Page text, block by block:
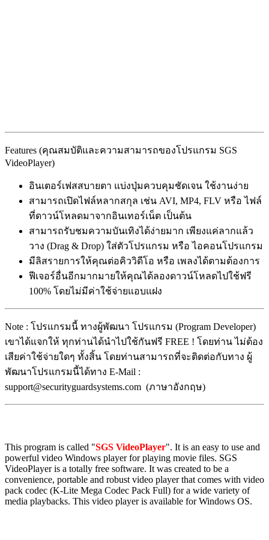
Features (คุณสมบัติและความสามารถของโปรแกรม SGS
VideoPlayer)
อินเตอร์เฟสสบายตา แบ่งปุ่มควบคุมชัดเจน ใช้งานง่าย
สามารถเปิดไฟล์หลากสกุล เช่น AVI, MP4, FLV หรือ ไฟล์
ที่ดาวน์โหลดมาจากอินเทอร์เน็ต เป็นต้น
สามารถรับชมความบันเทิงได้ง่ายมาก เพียงแค่ลากแล้ว
วาง (Drag & Drop) ใส่ตัวโปรแกรม หรือ ไอคอนโปรแกรม
มีลิสรายการให้คุณต่อคิววิดีโอ หรือ เพลงได้ตามต้องการ
ฟีเจอร์อื่นอีกมากมายให้คุณได้ลองดาวน์โหลดไปใช้ฟรี
100% โดยไม่มีค่าใช้จ่ายแอบแฝง
Note : โปรแกรมนี้ ทางผู้พัฒนา โปรแกรม (Program Developer)
เขาได้แจกให้ ทุกท่านได้นำไปใช้กันฟรี FREE ! โดยท่าน ไม่ต้อง
เสียค่าใช้จ่ายใดๆ ทั้งสิ้น โดยท่านสามารถที่จะติดต่อกับทาง ผู้
พัฒนาโปรแกรมนี้ได้ทาง E-Mail :
support@securityguardsystems.com (ภาษาอังกฤษ)
This program is called "SGS VideoPlayer". It is an easy to use and
powerful video Windows player for playing movie files. SGS
VideoPlayer is a totally free software. It was created to be a
convenience, portable and robust video player that comes with video
pack codec (K-Lite Mega Codec Pack Full) for a wide variety of
media playbacks. This video player is available for Windows OS.